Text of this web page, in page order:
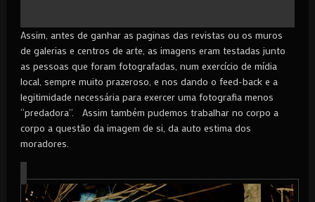
Assim, antes de ganhar as paginas das revistas ou os muros
de galerias e centros de arte, as imagens eram testadas junto
as pessoas que foram fotografadas, num exercício de mídia
local, sempre muito prazeroso, e nos dando o feed-back e a
legitimidade necessária para exercer uma fotografia menos
“predadora”. Assim também pudemos trabalhar no corpo a
corpo a questão da imagem de si, da auto estima dos
moradores.